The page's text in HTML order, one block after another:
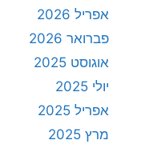
אפריל 2026
פברואר 2026
אוגוסט 2025
יולי 2025
אפריל 2025
מרץ 2025